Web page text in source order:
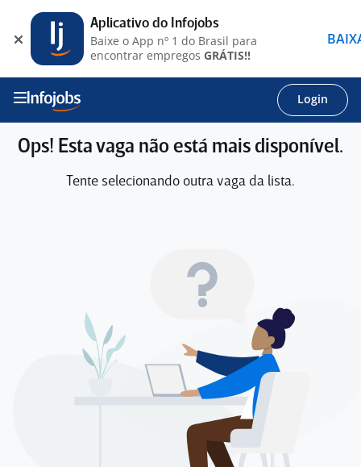
Login
Ops! Esta vaga não está mais disponível.
Tente selecionando outra vaga da lista.
Aplicativo do Infojobs
Baixe o App nº 1 do Brasil para
encontrar empregos GRÁTIS!!